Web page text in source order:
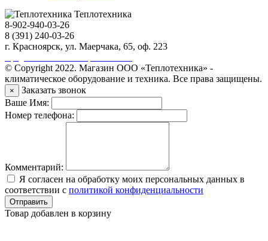
Теплотехника
8-902-940-03-26
8 (391) 240-03-26
г. Красноярск, ул. Маерчака, 65, оф. 223
© Copyright 2022. Магазин ООО «Теплотехника» -
климатическое оборудование и техника. Все права защищены.
×
Заказать звонок
Ваше Имя:
Номер телефона:
Комментарий:
Я согласен на обработку моих персональных данных в
соответствии с политикой конфиденциальности
Отправить
Товар добавлен в корзину